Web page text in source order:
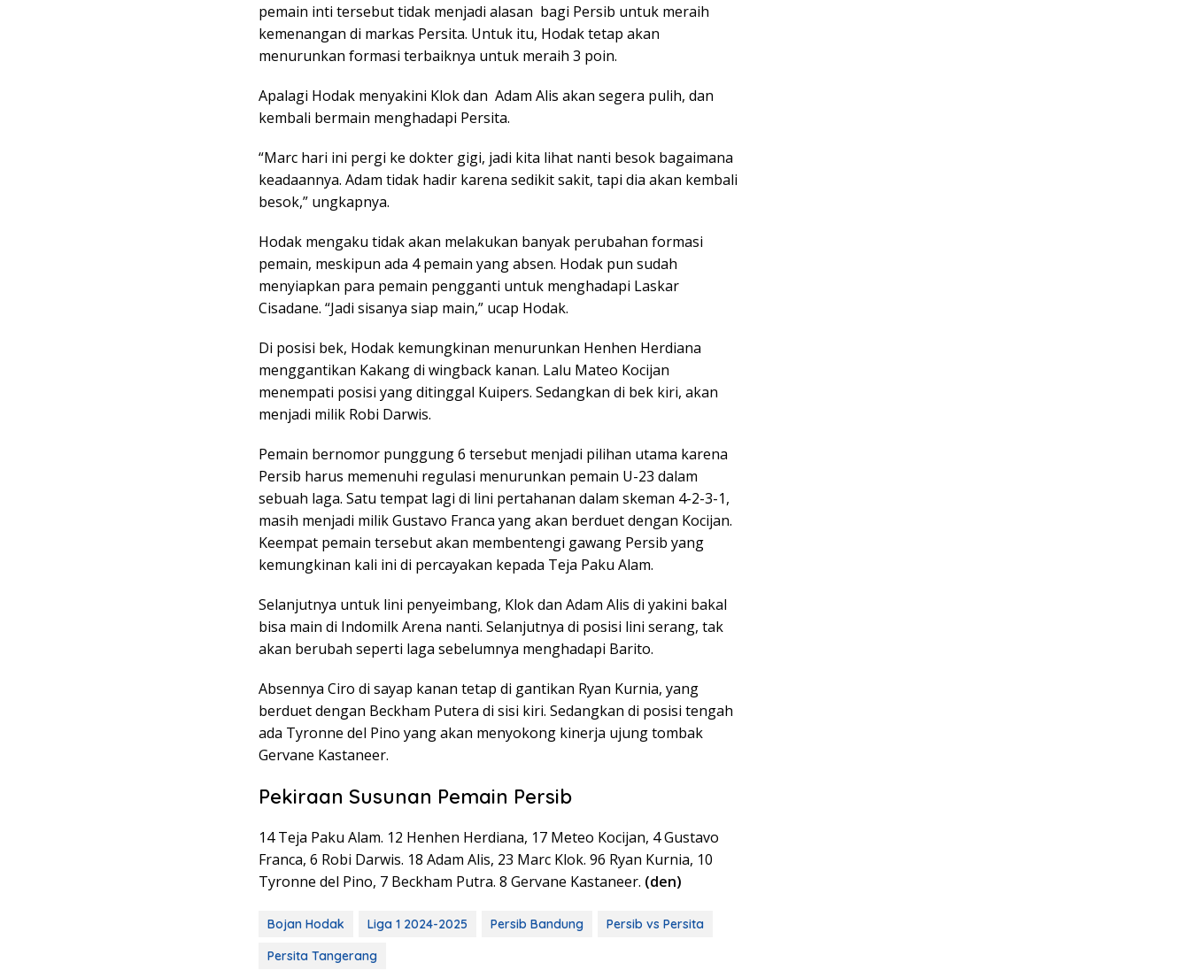
pemain inti tersebut tidak menjadi alasan bagi Persib untuk meraih
kemenangan di markas Persita. Untuk itu, Hodak tetap akan
menurunkan formasi terbaiknya untuk meraih 3 poin.
Apalagi Hodak menyakini Klok dan Adam Alis akan segera pulih, dan
kembali bermain menghadapi Persita.
“Marc hari ini pergi ke dokter gigi, jadi kita lihat nanti besok bagaimana
keadaannya. Adam tidak hadir karena sedikit sakit, tapi dia akan kembali
besok,” ungkapnya.
Hodak mengaku tidak akan melakukan banyak perubahan formasi
pemain, meskipun ada 4 pemain yang absen. Hodak pun sudah
menyiapkan para pemain pengganti untuk menghadapi Laskar
Cisadane. “Jadi sisanya siap main,” ucap Hodak.
Di posisi bek, Hodak kemungkinan menurunkan Henhen Herdiana
menggantikan Kakang di wingback kanan. Lalu Mateo Kocijan
menempati posisi yang ditinggal Kuipers. Sedangkan di bek kiri, akan
menjadi milik Robi Darwis.
Pemain bernomor punggung 6 tersebut menjadi pilihan utama karena
Persib harus memenuhi regulasi menurunkan pemain U-23 dalam
sebuah laga. Satu tempat lagi di lini pertahanan dalam skeman 4-2-3-1,
masih menjadi milik Gustavo Franca yang akan berduet dengan Kocijan.
Keempat pemain tersebut akan membentengi gawang Persib yang
kemungkinan kali ini di percayakan kepada Teja Paku Alam.
Selanjutnya untuk lini penyeimbang, Klok dan Adam Alis di yakini bakal
bisa main di Indomilk Arena nanti. Selanjutnya di posisi lini serang, tak
akan berubah seperti laga sebelumnya menghadapi Barito.
Absennya Ciro di sayap kanan tetap di gantikan Ryan Kurnia, yang
berduet dengan Beckham Putera di sisi kiri. Sedangkan di posisi tengah
ada Tyronne del Pino yang akan menyokong kinerja ujung tombak
Gervane Kastaneer.
Pekiraan Susunan Pemain Persib
14 Teja Paku Alam. 12 Henhen Herdiana, 17 Meteo Kocijan, 4 Gustavo
Franca, 6 Robi Darwis. 18 Adam Alis, 23 Marc Klok. 96 Ryan Kurnia, 10
Tyronne del Pino, 7 Beckham Putra. 8 Gervane Kastaneer. (den)
Bojan Hodak Liga 1 2024-2025 Persib Bandung
Persib vs Persita
Persita Tangerang